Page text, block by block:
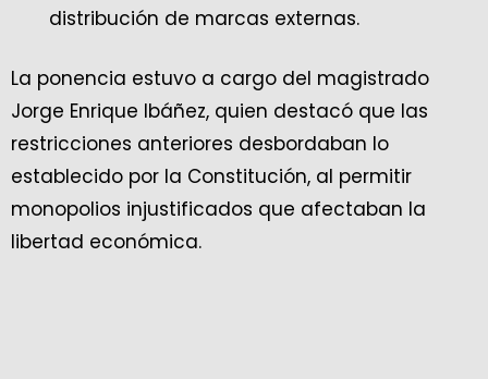
distribución de marcas externas.
La ponencia estuvo a cargo del magistrado
Jorge Enrique Ibáñez, quien destacó que las
restricciones anteriores desbordaban lo
establecido por la Constitución, al permitir
monopolios injustificados que afectaban la
libertad económica.